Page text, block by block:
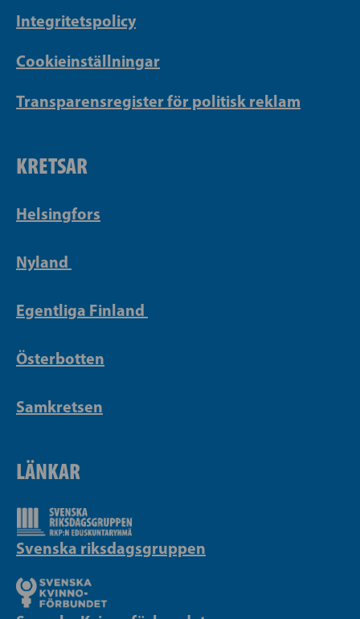
Integritetspolicy
Cookieinställningar
Transparensregister för politisk reklam
KRETSAR
Helsingfors
Nyland
Egentliga Finland
Österbotten
Samkretsen
LÄNKAR
Svenska riksdagsgruppen